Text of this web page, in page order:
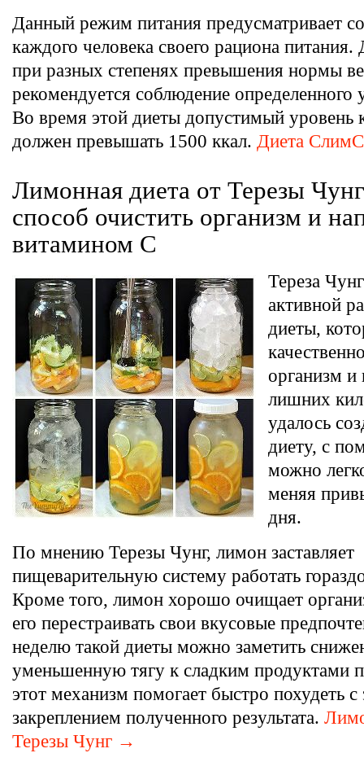
Данный режим питания предусматривает
каждого человека своего рациона
при разных степенях превышения нормы
рекомендуется соблюдение определенного
Во время этой диеты допустимый уровень
должен превышать 1500 ккал. Диета
Лимонная диета от Терезы
способ очистить организм и
витамином С
Тереза
активной
диеты,
организм и
лишних
удалось
диету, с
можно
меняя
дня.
По мнению Терезы Чунг, лимон заставляет
пищеварительную систему работать
Кроме того, лимон хорошо очищает
его перестраивать свои вкусовые
неделю такой диеты можно заметить
уменьшенную тягу к сладким продуктами
этот механизм помогает быстро похудеть
закреплением полученного результата.
Терезы Чунг →